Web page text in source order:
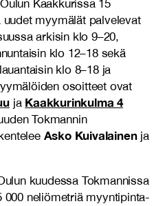
Kaakkurissa 15
myymälät palvelevat
arkisin klo 9–20,
klo 12–18 sekä
klo 8–18 ja
osoitteet ovat
ja Kaakkurinkulma 4
Tokmannin
Asko Kuivalainenja
kuudessa Tokmannissa
000 neliömetriä myyntipinta-